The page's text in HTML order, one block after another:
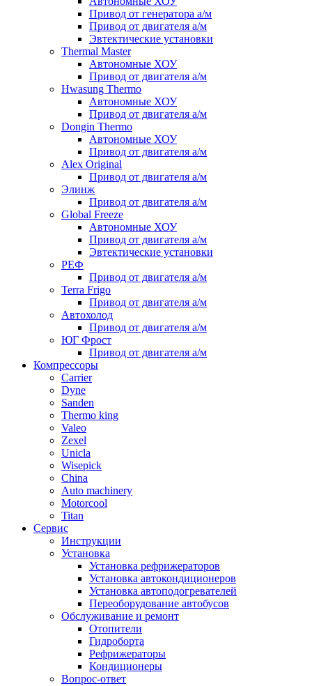
Привод от генератора а/м
Привод от двигателя а/м
Эвтектические установки
Thermal Master
Автономные ХОУ
Привод от двигателя а/м
Hwasung Thermo
Автономные ХОУ
Привод от двигателя а/м
Dongin Thermo
Автономные ХОУ
Привод от двигателя а/м
Alex Original
Привод от двигателя а/м
Элинж
Привод от двигателя а/м
Global Freeze
Автономные ХОУ
Привод от двигателя а/м
Эвтектические установки
РЕФ
Привод от двигателя а/м
Terra Frigo
Привод от двигателя а/м
Автохолод
Привод от двигателя а/м
ЮГ Фрост
Привод от двигателя а/м
Компрессоры
Carrier
Dyne
Sanden
Thermo king
Valeo
Zexel
Unicla
Wisepick
China
Auto machinery
Motorcool
Titan
Сервис
Инструкции
Установка
Установка рефрижераторов
Установка автокондиционеров
Установка автоподогревателей
Переоборудование автобусов
Обслуживание и ремонт
Отопители
Гидроборта
Рефрижераторы
Кондиционеры
Вопрос-ответ